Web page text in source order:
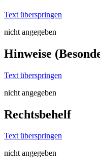
Text überspringen
nicht angegeben
Hinweise
Text überspringen
nicht angegeben
Rechtsbehelf
Text überspringen
nicht angegeben